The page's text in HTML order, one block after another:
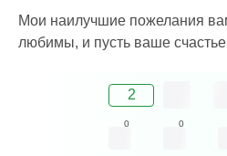
Мои наилучшие пожелания
любимы, и пусть ваше
2
0 0